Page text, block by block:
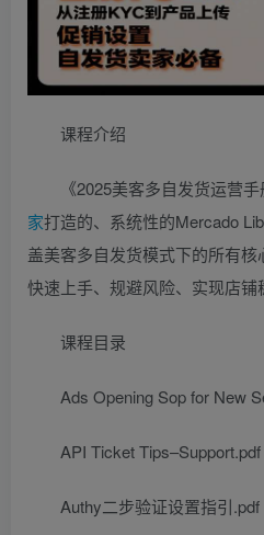
课程介绍
《2025美客多自发货运营
家打造的、系统性的Mercado
盖美客多自发货模式下的所有
快速上手、规避风险、实现店铺
课程目录
Ads Opening Sop for New
API Ticket Tips–Support.pdf
Authy二步验证设置指引.pdf